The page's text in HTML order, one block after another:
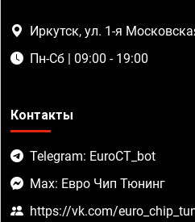
Иркутск, ул. 1-я
Пн-Сб | 09:00 - 19:00
Контакты
Telegram: EuroCT_bot
Max: Евро Чип Тюнинг
https://vk.com/